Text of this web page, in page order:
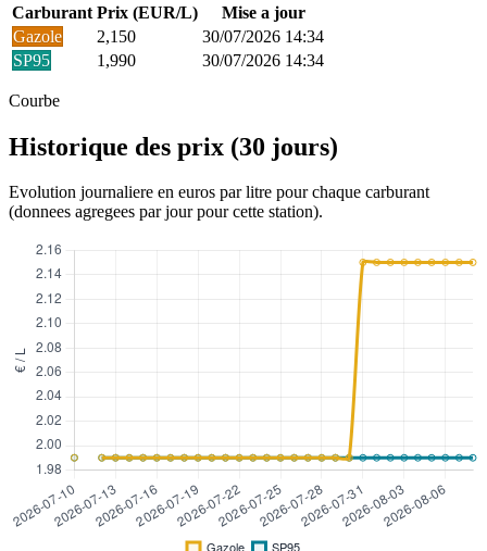
Carburant Prix (EUR/L)
Mise a jour
Gazole
2,150
30/07/2026 14:34
SP95
1,990 30/07/2026 14:34
Courbe
Historique des prix (30 jours)
Evolution journaliere en euros par litre pour chaque carburant
(donnees agregees par jour pour cette station).